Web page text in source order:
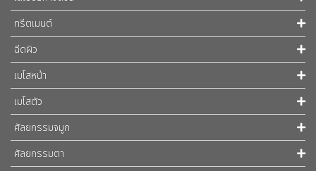
ทรีตเมนต์
ฉีดผิว
เมโสหน้า
เมโสตัว
ศัลยกรรมจมูก
ศัลยกรรมตา